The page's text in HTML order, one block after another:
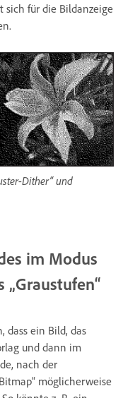
sich für die Bildanzeige
Dither“ und
im Modus
„Graustufen“
dass ein Bild, das
und dann im
nach der
möglicherweise